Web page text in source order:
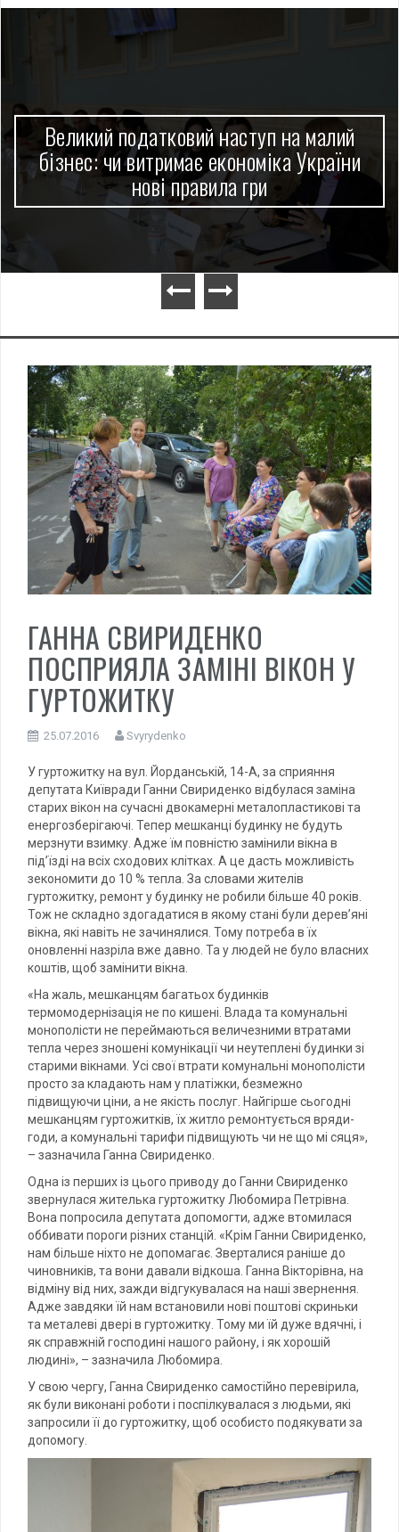
Великий податковий наступ на малий
бізнес: чи витримає економіка України
нові правила гри
ГАННА СВИРИДЕНКО
ПОСПРИЯЛА ЗАМІНІ ВІКОН У
ГУРТОЖИТКУ
25.07.2016 Svyrydenko
У гуртожитку на вул. Йорданській, 14-А, за сприяння
депутата Київради Ганни Свириденко відбулася заміна
старих вікон на сучасні двокамерні металопластикові та
енергозберігаючі. Тепер мешканці будинку не будуть
мерзнути взимку. Адже їм повністю замінили вікна в
під’їзді на всіх сходових клітках. А це дасть можливість
зекономити до 10 % тепла. За словами жителів
гуртожитку, ремонт у будинку не робили більше 40 років.
Тож не складно здогадатися в якому стані були дерев’яні
вікна, які навіть не зачинялися. Тому потреба в їх
оновленні назріла вже давно. Та у людей не було власних
коштів, щоб замінити вікна.
«На жаль, мешканцям багатьох будинків
термомодернізація не по кишені. Влада та комунальні
монополісти не переймаються величезними втратами
тепла через зношені комунікації чи неутеплені будинки зі
старими вікнами. Усі свої втрати комунальні монополісти
просто за кладають нам у платіжки, безмежно
підвищуючи ціни, а не якість послуг. Найгірше сьогодні
мешканцям гуртожитків, їх житло ремонтується вряди-
годи, а комунальні тарифи підвищують чи не що мі сяця»,
– зазначила Ганна Свириденко.
Одна із перших із цього приводу до Ганни Свириденко
звернулася жителька гуртожитку Любомира Петрівна.
Вона попросила депутата допомогти, адже втомилася
оббивати пороги різних станцій. «Крім Ганни Свириденко,
нам більше ніхто не допомагає. Зверталися раніше до
чиновників, та вони давали відкоша. Ганна Вікторівна, на
відміну від них, зажди відгукувалася на наші звернення.
Адже завдяки їй нам встановили нові поштові скриньки
та металеві двері в гуртожитку. Тому ми їй дуже вдячні, і
як справжній господині нашого району, і як хорошій
людині», – зазначила Любомира.
У свою чергу, Ганна Свириденко самостійно перевірила,
як були виконані роботи і поспілкувалася з людьми, які
запросили її до гуртожитку, щоб особисто подякувати за
допомогу.